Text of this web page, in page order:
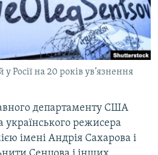
Росії на 20 років ув’язнення
департаменту США
українського режисера
імені Андрія Сахарова і